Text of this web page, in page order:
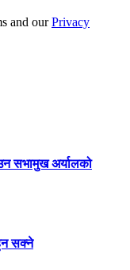
and ourPrivacy
सभामुख अर्यालको
सक्ने